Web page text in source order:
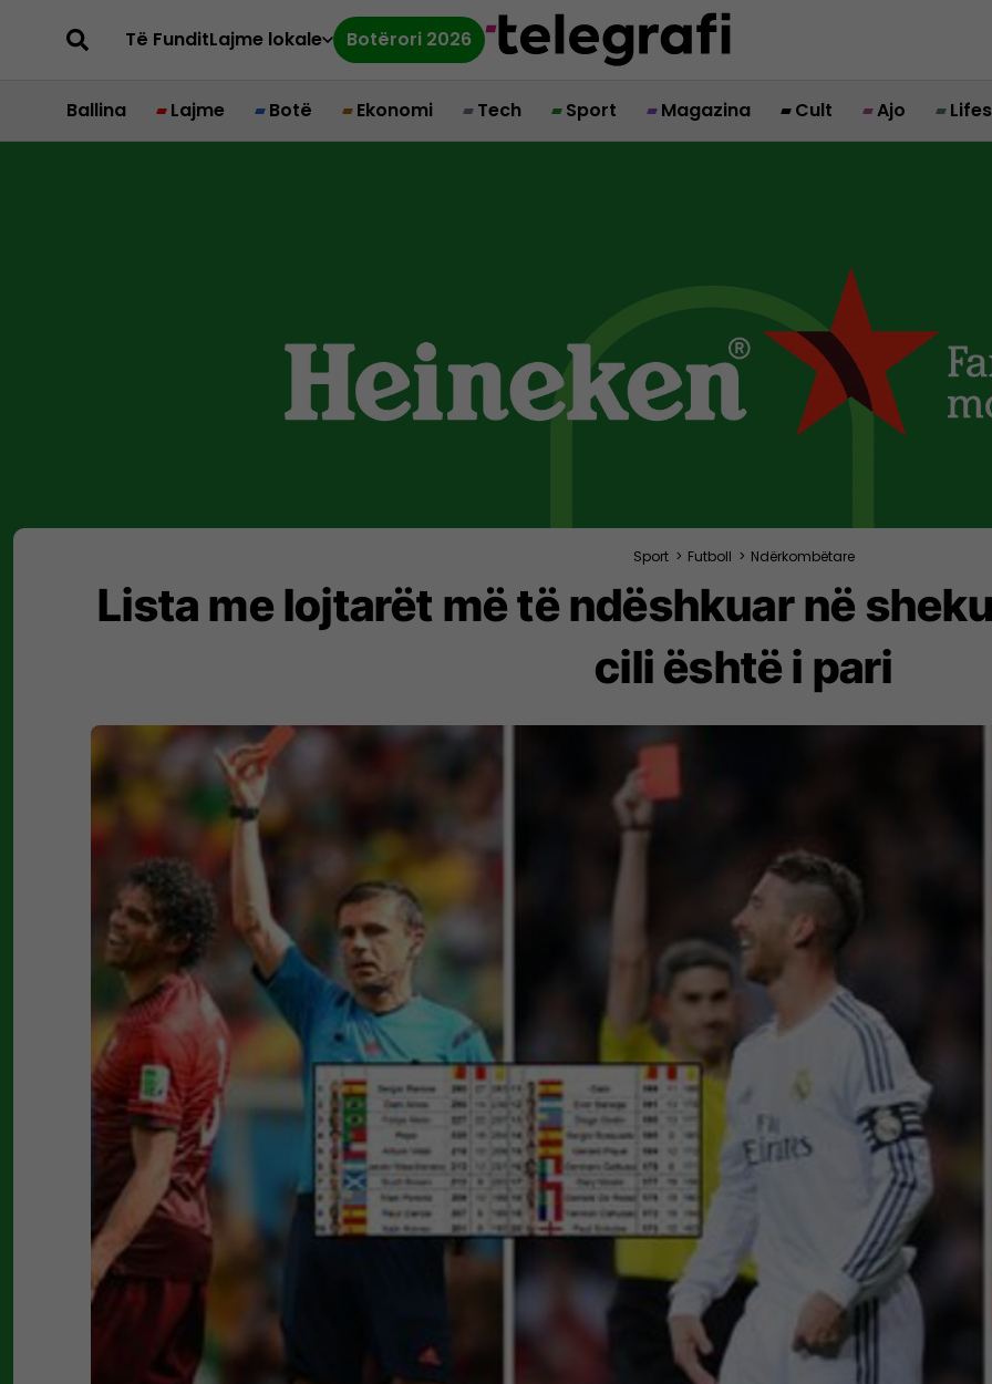
Të FunditLajme lokale Botërori 2026
Ballina Lajme Botë Ekonomi Tech Sport Magazina Cult Ajo
Sport > Futboll > Ndërkombëtare
Lista me lojtarët më të ndëshkuar në
cili është i pari